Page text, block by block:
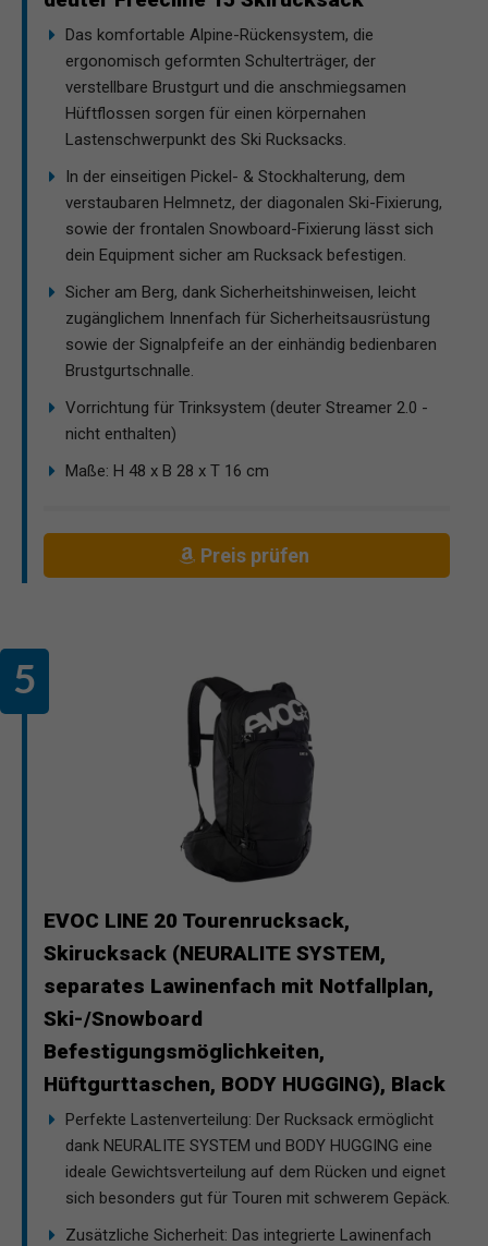
Das komfortable Alpine-Rückensystem, die
ergonomisch geformten Schulterträger, der
verstellbare Brustgurt und die anschmiegsamen
Hüftflossen sorgen für einen körpernahen
Lastenschwerpunkt des Ski Rucksacks.
In der einseitigen Pickel- & Stockhalterung, dem
verstaubaren Helmnetz, der diagonalen Ski-Fixierung,
sowie der frontalen Snowboard-Fixierung lässt sich
dein Equipment sicher am Rucksack befestigen.
Sicher am Berg, dank Sicherheitshinweisen, leicht
zugänglichem Innenfach für Sicherheitsausrüstung
sowie der Signalpfeife an der einhändig bedienbaren
Brustgurtschnalle.
Vorrichtung für Trinksystem (deuter Streamer 2.0 -
nicht enthalten)
Maße: H 48 x B 28 x T 16 cm
Preis prüfen
EVOC LINE 20 Tourenrucksack,
Skirucksack (NEURALITE SYSTEM,
separates Lawinenfach mit Notfallplan,
Ski-/Snowboard
Befestigungsmöglichkeiten,
Hüftgurttaschen, BODY HUGGING), Black
Perfekte Lastenverteilung: Der Rucksack ermöglicht
dank NEURALITE SYSTEM und BODY HUGGING eine
ideale Gewichtsverteilung auf dem Rücken und eignet
sich besonders gut für Touren mit schwerem Gepäck.
Zusätzliche Sicherheit: Das integrierte Lawinenfach